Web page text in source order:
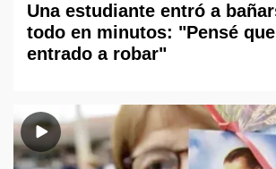
Una estudiante entró a
todo en minutos: "Pensé
entrado a robar"